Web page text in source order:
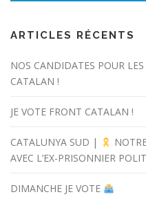
ARTICLES RÉCENTS
NOS CANDIDATES POUR
CATALAN !
JE VOTE FRONT CATALAN !
CATALUNYA SUD |
AVEC L’EX-PRISONNIER
DIMANCHE JE VOTE